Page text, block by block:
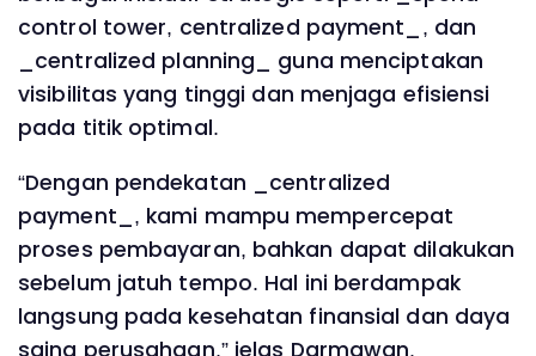
control tower, centralized payment_, dan
_centralized planning_ guna menciptakan
visibilitas yang tinggi dan menjaga efisiensi
pada titik optimal.
“Dengan pendekatan _centralized
payment_, kami mampu mempercepat
proses pembayaran, bahkan dapat dilakukan
sebelum jatuh tempo. Hal ini berdampak
langsung pada kesehatan finansial dan daya
saing perusahaan,” jelas Darmawan.